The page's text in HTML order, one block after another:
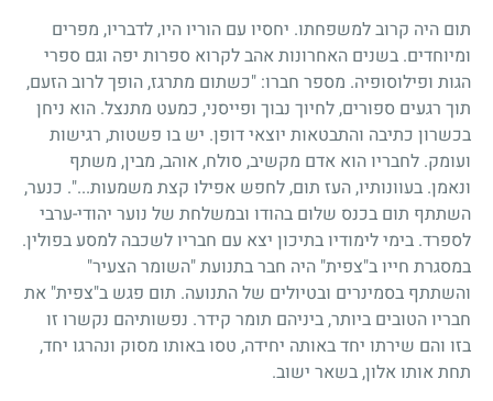
תום היה קרוב למשפחתו. יחסיו עם הוריו היו, לדבריו, מפרים
ומיוחדים. בשנים האחרונות אהב לקרוא ספרות יפה וגם ספרי
הגות ופילוסופיה. מספר חברו: "כשתום מתרגז, הופך לרוב הזעם,
תוך רגעים ספורים, לחיוך נבוך ופייסני, כמעט מתנצל. הוא ניחן
בכשרון כתיבה והתבטאות יוצאי דופן. יש בו פשטות, רגישות
ועומק. לחבריו הוא אדם מקשיב, סולח, אוהב, מבין, משתף
ונאמן. בעוונותיו, העז תום, לחפש אפילו קצת משמעות...". כנער,
השתתף תום בכנס שלום בהודו ובמשלחת של נוער יהודי-ערבי
לספרד. בימי לימודיו בתיכון יצא עם חבריו לשכבה למסע בפולין.
במסגרת חייו ב"צפית" היה חבר בתנועת "השומר הצעיר"
והשתתף בסמינרים ובטיולים של התנועה. תום פגש ב"צפית" את
חבריו הטובים ביותר, ביניהם תומר קידר. נפשותיהם נקשרו זו
בזו והם שירתו יחד באותה יחידה, טסו באותו מסוק ונהרגו יחד,
תחת אותו אלון, בשאר ישוב.